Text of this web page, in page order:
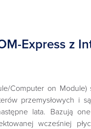
Express z
Computer on Module)
przemysłowych i
lata. Bazują
wcześniej